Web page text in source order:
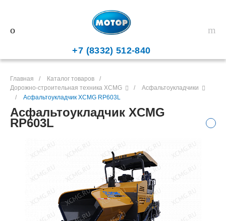
+7 (8332) 512-840
Главная / Каталог товаров
/
Дорожно-строительная техника XCMG
/
Асфальтоукладчики
/
Асфальтоукладчик XCMG RP603L
Асфальтоукладчик XCMG
RP603L